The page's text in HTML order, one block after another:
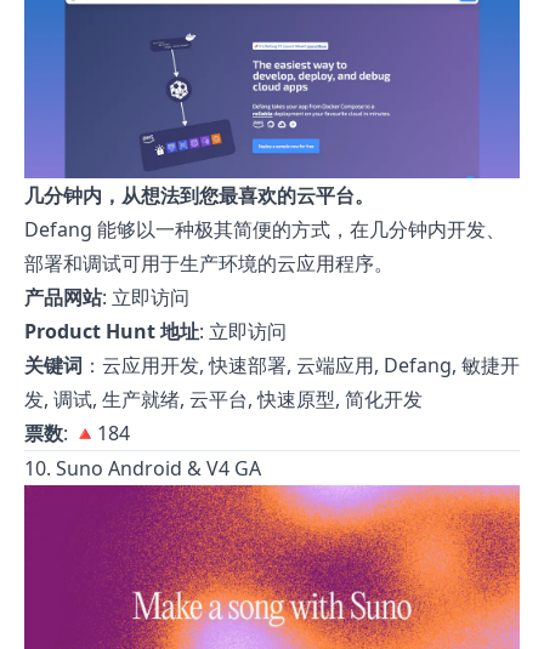
几分钟内，从想法到您最喜欢的云平台。
Defang 能够以一种极其简便的方式，在几分钟内开发、
部署和调试可用于生产环境的云应用程序。
产品网站: 立即访问
Product Hunt 地址: 立即访问
关键词 ：云应用开发, 快速部署, 云端应用, Defang, 敏捷开
发, 调试, 生产就绪, 云平台, 快速原型, 简化开发
票数: 🔺184
10. Suno Android & V4 GA